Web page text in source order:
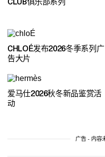
CHLOÉ发布2026冬季系列广
告大片
爱马仕2026秋冬新品鉴赏活
动
广告 - 内容